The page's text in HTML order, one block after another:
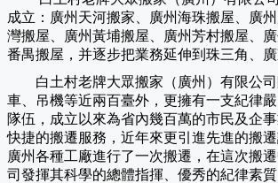
成立：廣州天河搬家、廣州海珠搬屋、廣
灣搬屋、廣州黃埔搬屋、廣州芳村搬屋、
番禺搬屋，并逐步把業務延伸到珠三角、廣
白土村老牌大眾搬家（ 廣州 ）有限公
車、吊機等近兩百臺外，更擁有一支紀律
隊伍，成立以來為省內幾百萬的市民及企
快捷的搬遷服務，近年來更引進先進的搬
廣州各種工廠進行了一次搬遷，在這次搬
司發揮其科學的總體指揮、優秀的紀律素